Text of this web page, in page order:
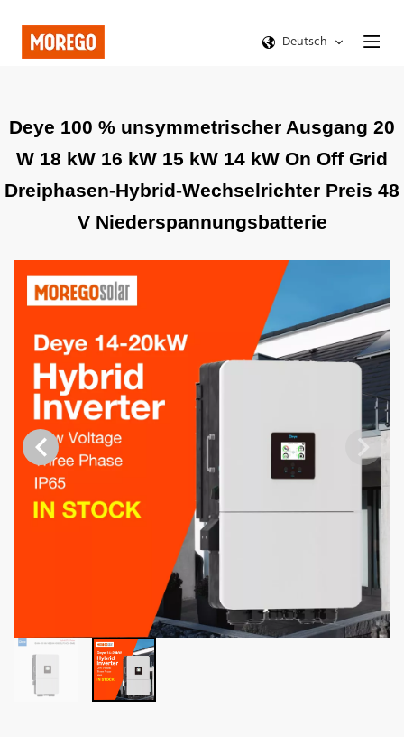
Deutsch
Deye 100 % unsymmetrischer Ausgang 20
W 18 kW 16 kW 15 kW 14 kW On Off Grid
Dreiphasen-Hybrid-Wechselrichter Preis 48
V Niederspannungsbatterie